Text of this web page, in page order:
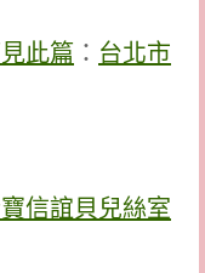
此篇 ： 台北市
信誼貝兒絲室